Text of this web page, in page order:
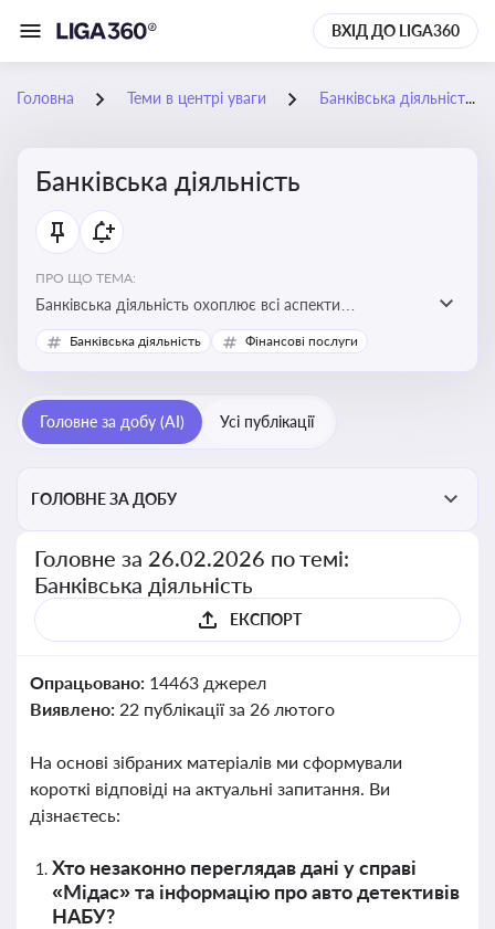
ВХІД ДО LIGA360
Головна Теми в центрі уваги Банківська діяльність
Банківська діяльність
ПРО ЩО ТЕМА:
Банківська діяльність охоплює всі аспекти
регулювання, нагляду та ліцензування банківських
установ
Банківська діяльність Фінансові послуги
Головне за добу (AI) Усі публікації
ГОЛОВНЕ ЗА ДОБУ
Головне за 26.02.2026 по темі:
Банківська діяльність
ЕКСПОРТ
Опрацьовано: 14463 джерел
Виявлено: 22 публікації за 26 лютого
На основі зібраних матеріалів ми сформували
короткі відповіді на актуальні запитання. Ви
дізнаєтесь:
Хто незаконно переглядав дані у справі
«Мідас» та інформацію про авто детективів
НАБУ?